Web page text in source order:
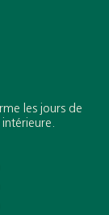
les jours de